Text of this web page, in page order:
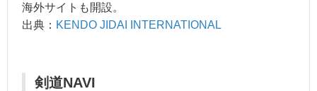
海外サイトも開設。
出典： KENDO JIDAI INTERNATIONAL
剣道NAVI